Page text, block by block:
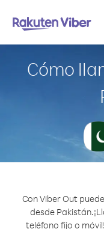
Cómo
Con Viber Out
desde Pakistán.
teléfono fijo o